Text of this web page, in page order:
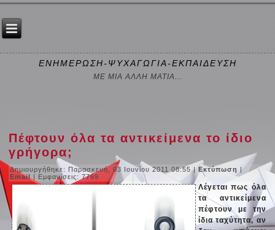
ΕΝΗΜΕΡΩΣΗ-ΨΥΧΑΓΩΓΙΑ-ΕΚΠΑΙΔΕΥΣΗ
ΜΕ ΜΙΑ ΑΛΛΗ ΜΑΤΙΑ...
Πέφτουν όλα τα αντικείμενα το ίδιο
γρήγορα;
Δημιουργήθηκε: Παρασκευή, 03 Ιουνίου 2011 08:55 |Εκτύπωση |
Email | Εμφανίσεις: 7769
Λέγεται πως όλα
τα αντικείμενα
πέφτουν με την
ίδια ταχύτητα, αν